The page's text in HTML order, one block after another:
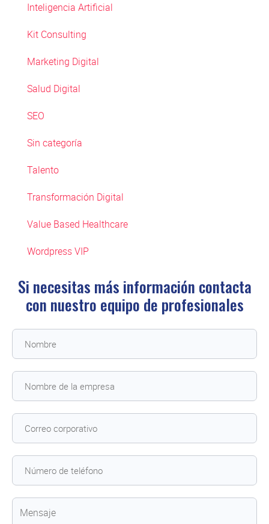
Inteligencia Artificial
Kit Consulting
Marketing Digital
Salud Digital
SEO
Sin categoría
Talento
Transformación Digital
Value Based Healthcare
Wordpress VIP
Si necesitas más información contacta
con nuestro equipo de profesionales